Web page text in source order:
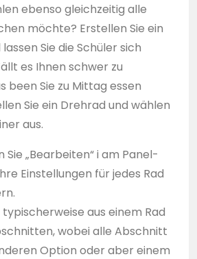
ebenso gleichzeitig alle
möchte? Erstellen Sie ein
Sie die Schüler sich
es Ihnen schwer zu
been Sie zu Mittag essen
Sie ein Drehrad und wählen
aus.
Sie „Bearbeiten“ i am Panel-
Einstellungen für jedes Rad
aus einem Rad
wobei alle Abschnitt
Option oder aber einem